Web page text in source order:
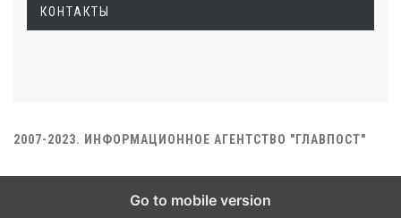
КОНТАКТЫ
2007-2023. ИНФОРМАЦИОННОЕ АГЕНТСТВО "ГЛАВПОСТ"
Go to mobile version